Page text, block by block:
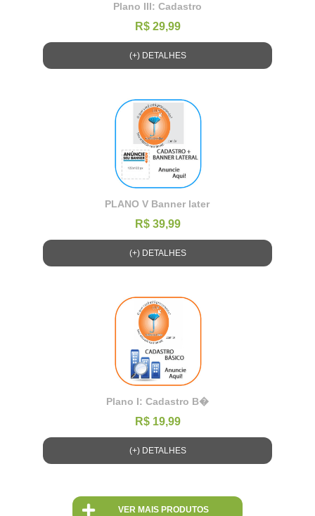
Plano III: Cadastro
R$ 29,99
(+) DETALHES
PLANO V Banner later
R$ 39,99
(+) DETALHES
Plano I: Cadastro B�
R$ 19,99
(+) DETALHES
VER MAIS PRODUTOS